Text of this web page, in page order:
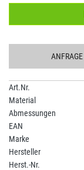
ANFRAGE
Art.Nr.
Material
Abmessungen
EAN
Marke
Hersteller
Herst.-Nr.